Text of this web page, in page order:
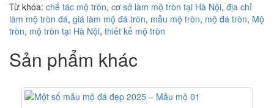
Từ khóa: chế tác mộ tròn, cơ sở làm mộ tròn tại Hà Nội, địa chỉ
làm mộ tròn đá, giá làm mộ đá tròn, mẫu mộ tròn, mộ đá tròn, Mộ
tròn, mộ tròn tại Hà Nội, thiết kế mộ tròn
Sản phẩm khác